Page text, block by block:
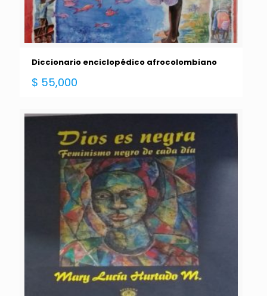
Diccionario enciclopédico afrocolombiano
$ 55,000